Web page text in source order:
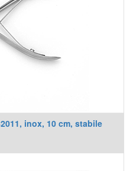
inox, 10 cm, stabile